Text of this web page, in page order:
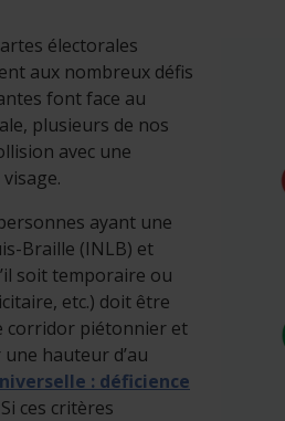
électorales
aux nombreux défis
font face au
plusieurs de nos
avec une
ayant une
Braille (INLB) et
soit temporaire ou
etc.) doit être
corridor piétonnier et
hauteur d’au
: déficience
ces critères